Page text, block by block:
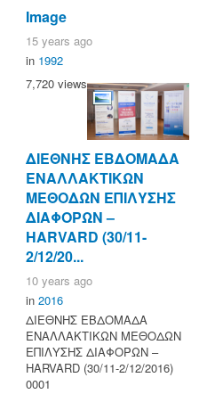
Image
15 years ago
in 1992
7,720 views
ΔΙΕΘΝΗΣ ΕΒΔΟΜΑΔΑ
ΕΝΑΛΛΑΚΤΙΚΩΝ
ΜΕΘΟΔΩΝ ΕΠΙΛΥΣΗΣ
ΔΙΑΦΟΡΩΝ –
HARVARD (30/11-
2/12/20...
10 years ago
in 2016
ΔΙΕΘΝΗΣ ΕΒΔΟΜΑΔΑ
ΕΝΑΛΛΑΚΤΙΚΩΝ ΜΕΘΟΔΩΝ
ΕΠΙΛΥΣΗΣ ΔΙΑΦΟΡΩΝ –
HARVARD (30/11-2/12/2016)
0001